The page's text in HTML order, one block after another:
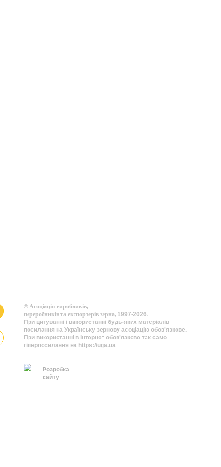
© Асоціація виробників,
переробників та експортерів зерна, 1997-2026.
При цитуванні і використанні будь-яких матеріалів
посилання на Українську зернову асоціацію обов'язкове.
При використанні в інтернет обов'язкове так само
гіперпосилання на https://uga.ua
Розробка
сайту